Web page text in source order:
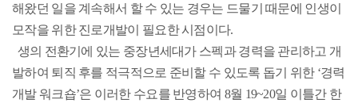
해왔던 일을 계속해서 할 수 있는 경우는 드물기 때문에 인생이
모작을 위한 진로개발이 필요한 시점이다.
생의 전환기에 있는 중장년세대가 스펙과 경력을 관리하고 개
발하여 퇴직 후를 적극적으로 준비할 수 있도록 돕기 위한 ‘경력
개발 워크숍’은 이러한 수요를 반영하여 8월 19~20일 이틀간 한